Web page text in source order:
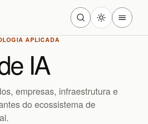
APLICADA
IA
empresas, infraestrutura e
do ecossistema de